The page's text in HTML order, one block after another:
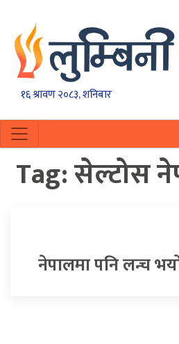
१६ श्रावण २०८३, शनिबार
Tag:सेल्टोस
नेपालमा पनि लन्च